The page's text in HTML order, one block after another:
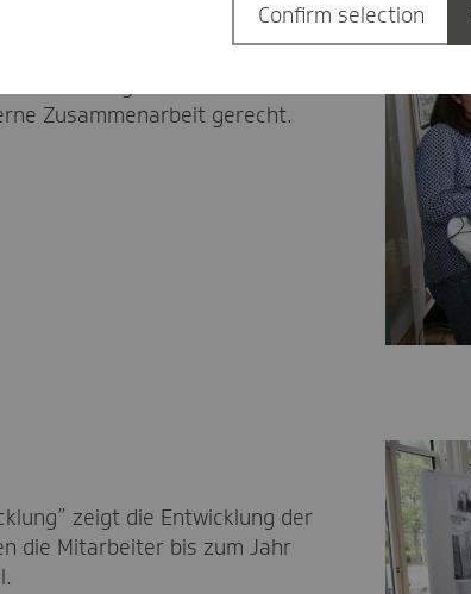
Intranet. Das modular und
wird den
in Bezug auf
Zusammenarbeit gerecht.
zeigt die Entwicklung der
die Mitarbeiter bis zum Jahr
Confirm selection